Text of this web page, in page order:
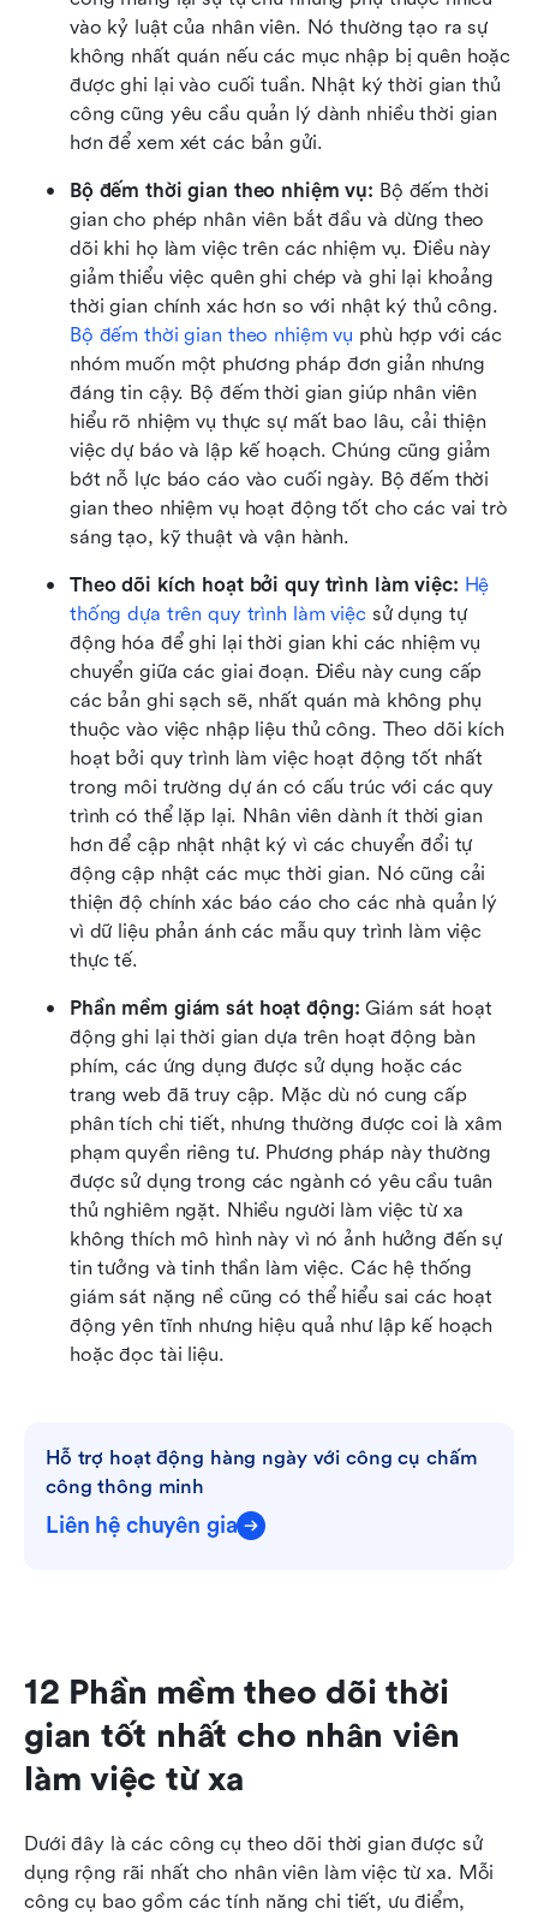
vào kỷ luật của nhân viên. Nó thường tạo ra sự
không nhất quán nếu các mục nhập bị quên hoặc
được ghi lại vào cuối tuần. Nhật ký thời gian thủ
công cũng yêu cầu quản lý dành nhiều thời gian
hơn để xem xét các bản gửi.
Bộ đếm thời gian theo nhiệm vụ: Bộ đếm thời
gian cho phép nhân viên bắt đầu và dừng theo
dõi khi họ làm việc trên các nhiệm vụ. Điều này
giảm thiểu việc quên ghi chép và ghi lại khoảng
Bộ đếm thời gian theo nhiệm vụ phù hợp với các
nhóm muốn một phương pháp đơn giản nhưng
đáng tin cậy. Bộ đếm thời gian giúp nhân viên
hiểu rõ nhiệm vụ thực sự mất bao lâu, cải thiện
việc dự báo và lập kế hoạch. Chúng cũng giảm
bớt nỗ lực báo cáo vào cuối ngày. Bộ đếm thời
gian theo nhiệm vụ hoạt động tốt cho các vai trò
sáng tạo, kỹ thuật và vận hành.
Theo dõi kích hoạt bởi quy trình làm việc: Hệ
thống dựa trên quy trình làm việc sử dụng tự
động hóa để ghi lại thời gian khi các nhiệm vụ
chuyển giữa các giai đoạn. Điều này cung cấp
các bản ghi sạch sẽ, nhất quán mà không phụ
thuộc vào việc nhập liệu thủ công. Theo dõi kích
hoạt bởi quy trình làm việc hoạt động tốt nhất
trong môi trường dự án có cấu trúc với các quy
trình có thể lặp lại. Nhân viên dành ít thời gian
hơn để cập nhật nhật ký vì các chuyển đổi tự
động cập nhật các mục thời gian. Nó cũng cải
thiện độ chính xác báo cáo cho các nhà quản lý
vì dữ liệu phản ánh các mẫu quy trình làm việc
thực tế.
Phần mềm giám sát hoạt động: Giám sát hoạt
động ghi lại thời gian dựa trên hoạt động bàn
phím, các ứng dụng được sử dụng hoặc các
trang web đã truy cập. Mặc dù nó cung cấp
phân tích chi tiết, nhưng thường được coi là xâm
phạm quyền riêng tư. Phương pháp này thường
được sử dụng trong các ngành có yêu cầu tuân
thủ nghiêm ngặt. Nhiều người làm việc từ xa
không thích mô hình này vì nó ảnh hưởng đến sự
tin tưởng và tinh thần làm việc. Các hệ thống
giám sát nặng nề cũng có thể hiểu sai các hoạt
động yên tĩnh nhưng hiệu quả như lập kế hoạch
hoặc đọc tài liệu.
Hỗ trợ hoạt động hàng ngày với công cụ chấm
công thông minh
Liên hệ chuyên gia
12 Phần mềm theo dõi thời
gian tốt nhất cho nhân viên
làm việc từ xa
Dưới đây là các công cụ theo dõi thời gian được sử
dụng rộng rãi nhất cho nhân viên làm việc từ xa. Mỗi
công cụ bao gồm các tính năng chi tiết, ưu điểm,